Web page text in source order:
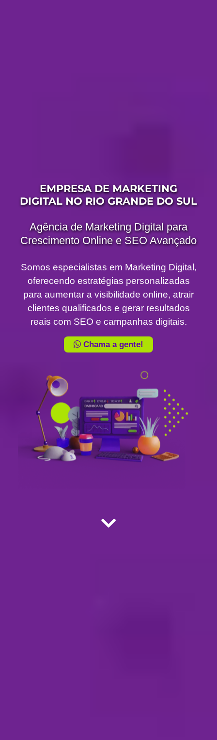
EMPRESA DE MARKETING
DIGITAL NO RIO GRANDE DO SUL
Agência de Marketing Digital para
Crescimento Online e SEO Avançado
Somos especialistas em Marketing Digital,
oferecendo estratégias personalizadas
para aumentar a visibilidade online, atrair
clientes qualificados e gerar resultados
reais com SEO e campanhas digitais.
Chama a gente!